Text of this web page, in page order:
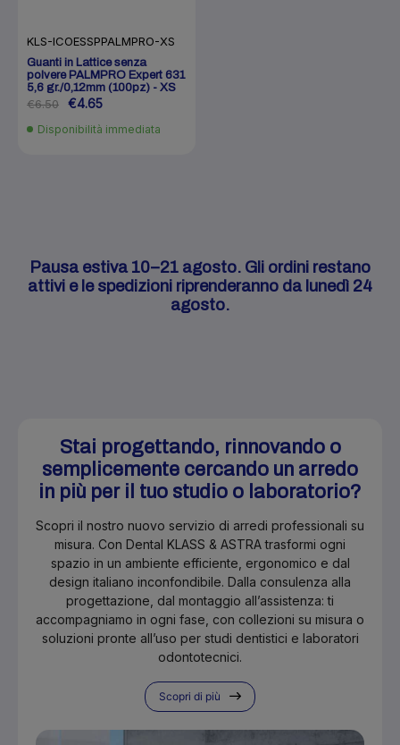
KLS-ICOESSPPALMPRO-XS
Guanti in Lattice senza
polvere PALMPRO Expert 631
5,6 gr./0,12mm (100pz) - XS
€6.50 €4.65
Disponibilità immediata
Pausa estiva 10–21 agosto. Gli ordini restano
attivi e le spedizioni riprenderanno da lunedì 24
agosto.
Stai progettando, rinnovando o
semplicemente cercando un arredo
in più per il tuo studio o laboratorio?
Scopri il nostro nuovo servizio di arredi professionali su
misura. Con Dental KLASS & ASTRA trasformi ogni
spazio in un ambiente efficiente, ergonomico e dal
design italiano inconfondibile. Dalla consulenza alla
progettazione, dal montaggio all’assistenza: ti
accompagniamo in ogni fase, con collezioni su misura o
soluzioni pronte all’uso per studi dentistici e laboratori
odontotecnici.
Scopri di più